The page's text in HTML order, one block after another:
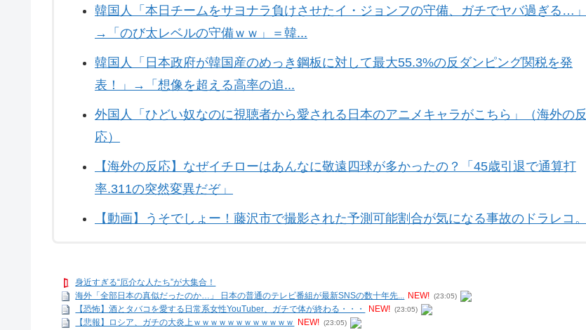
韓国人「本日チームをサヨナラ負けさせたイ・ジョンフの守備、ガチでヤバ過ぎる…」
→「のび太レベルの守備ｗｗ」＝韓...
韓国人「日本政府が韓国産のめっき鋼板に対して最大55.3%の反ダンピング関税を発
表！」→「想像を超える高率の追...
外国人「ひどい奴なのに視聴者から愛される日本のアニメキャラがこちら」（海外の反
応）
【海外の反応】なぜイチローはあんなに敬遠四球が多かったの？「45歳引退で通算打
率.311の突然変異だぞ」
【動画】うそでしょー！藤沢市で撮影された予測可能割合が気になる事故のドラレコ。
身近すぎる“厄介な人たち”が大集合！
海外「全部日本の真似だったのか…」 日本の普通のテレビ番組が最新SNSの数十年先... NEW! (23:05)
【恐怖】酒とタバコを愛する日常系女性YouTuber、ガチで体が終わる・・・ NEW! (23:05)
【悲報】ロシア、ガチの大炎上ｗｗｗｗｗｗｗｗｗｗｗｗ NEW! (23:05)